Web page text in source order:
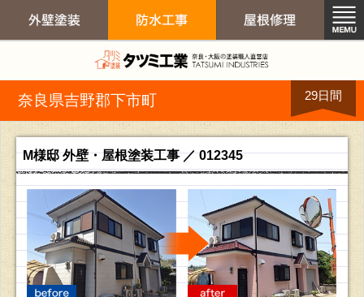
屋根
外壁塗装 屋根
奈良県吉野郡下市町 29日間
M様邸 外壁・屋根塗装工事 ／ 012345
arrow